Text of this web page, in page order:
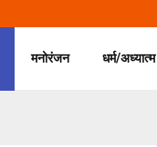
मनोरंजन धर्म/अध्यात्म